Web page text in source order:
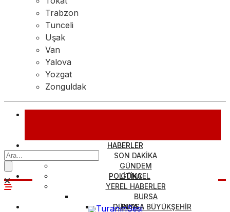
Trabzon
Tunceli
Uşak
Van
Yalova
Yozgat
Zonguldak
HABERLER
SON DAKİKA
GÜNDEM
GÜNCEL
YEREL HABERLER
BURSA
BURSA BÜYÜKŞEHİR
POLİTİKA
DÜNYA